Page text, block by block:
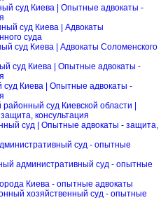
суд Киева | Опытные адвокаты -
суд Киева | Адвокаты
суда
суд Киева | Адвокаты Соломенского
суд Киева | Опытные адвокаты -
Киева | Опытные адвокаты -
суд Киевской области |
консультация
суд | Опытные адвокаты - защита,
суд - опытные
административный суд - опытные
Киева - опытные адвокаты
хозяйственный суд - опытные